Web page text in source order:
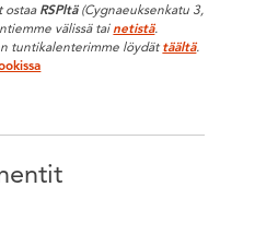
ostaa RSPltä(Cygnaeuksenkatu 3,
välissä tai netistä.
tuntikalenterimme löydät täältä.